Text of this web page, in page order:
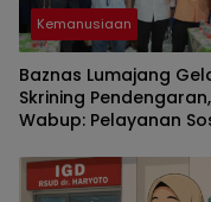
Kemanusiaan
Baznas Lumajang
Skrining Pendengaran,
Wabup: Pelayanan